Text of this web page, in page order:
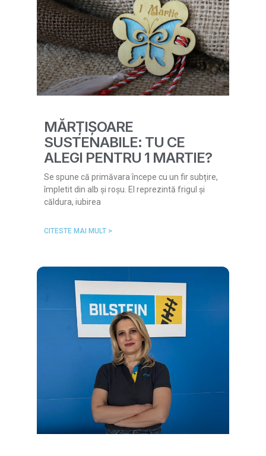
MĂRȚIȘOARE
SUSTENABILE: TU CE
ALEGI PENTRU 1 MARTIE?
Se spune că primăvara începe cu un fir subțire,
împletit din alb și roșu. El reprezintă frigul și
căldura, iubirea
CITESTE MAI MULT >